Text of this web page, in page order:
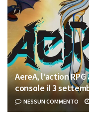
AereA, l’action
console il 3
NESSUN COMMENTO